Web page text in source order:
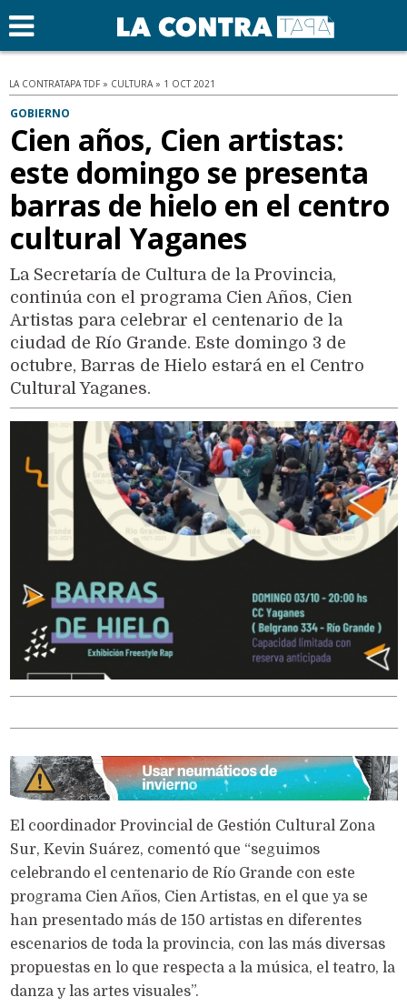
LA CONTRATAPA TDF » CULTURA » 1 OCT 2021
GOBIERNO
Cien años, Cien artistas:
este domingo se presenta
barras de hielo en el centro
cultural Yaganes
La Secretaría de Cultura de la Provincia,
continúa con el programa Cien Años, Cien
Artistas para celebrar el centenario de la
ciudad de Río Grande. Este domingo 3 de
octubre, Barras de Hielo estará en el Centro
Cultural Yaganes.
El coordinador Provincial de Gestión Cultural Zona
Sur, Kevin Suárez, comentó que “seguimos
celebrando el centenario de Río Grande con este
programa Cien Años, Cien Artistas, en el que ya se
han presentado más de 150 artistas en diferentes
escenarios de toda la provincia, con las más diversas
propuestas en lo que respecta a la música, el teatro, la
danza y las artes visuales”.